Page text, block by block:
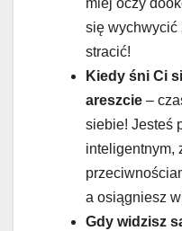
miej oczy
się wychwycić
stracić!
Kiedy śni Ci
areszcie –
siebie! Jesteś
inteligentnym,
a osiągniesz
Gdy widzisz